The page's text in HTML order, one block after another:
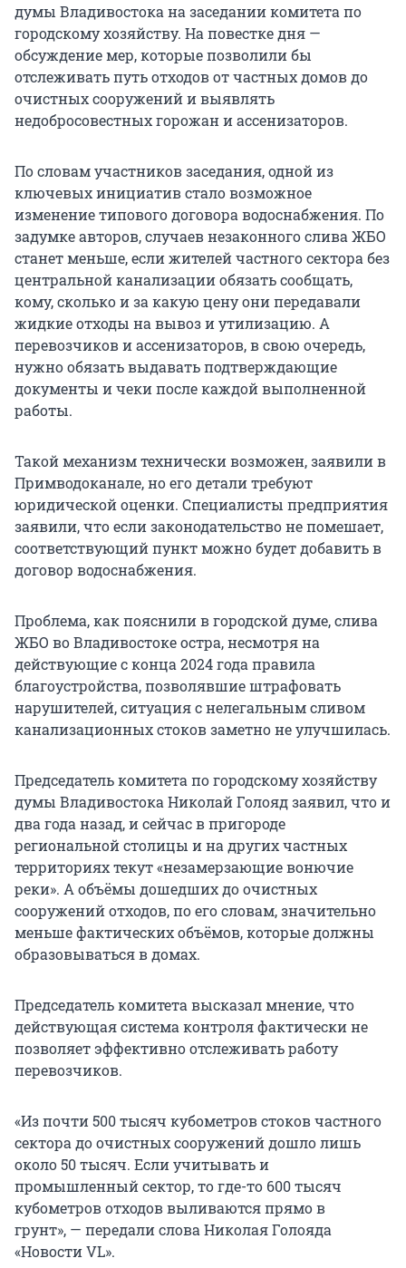
думы Владивостока на заседании комитета по
городскому хозяйству. На повестке дня —
обсуждение мер, которые позволили бы
отслеживать путь отходов от частных домов до
очистных сооружений и выявлять
недобросовестных горожан и ассенизаторов.
По словам участников заседания, одной из
ключевых инициатив стало возможное
изменение типового договора водоснабжения. По
задумке авторов, случаев незаконного слива ЖБО
станет меньше, если жителей частного сектора без
центральной канализации обязать сообщать,
кому, сколько и за какую цену они передавали
жидкие отходы на вывоз и утилизацию. А
перевозчиков и ассенизаторов, в свою очередь,
нужно обязать выдавать подтверждающие
документы и чеки после каждой выполненной
работы.
Такой механизм технически возможен, заявили в
Примводоканале, но его детали требуют
юридической оценки. Специалисты предприятия
заявили, что если законодательство не помешает,
соответствующий пункт можно будет добавить в
договор водоснабжения.
Проблема, как пояснили в городской думе, слива
ЖБО во Владивостоке остра, несмотря на
действующие с конца 2024 года правила
благоустройства, позволявшие штрафовать
нарушителей, ситуация с нелегальным сливом
канализационных стоков заметно не улучшилась.
Председатель комитета по городскому хозяйству
думы Владивостока Николай Голояд заявил, что и
два года назад, и сейчас в пригороде
региональной столицы и на других частных
территориях текут «незамерзающие вонючие
реки». А объёмы дошедших до очистных
сооружений отходов, по его словам, значительно
меньше фактических объёмов, которые должны
образовываться в домах.
Председатель комитета высказал мнение, что
действующая система контроля фактически не
позволяет эффективно отслеживать работу
перевозчиков.
«Из почти 500 тысяч кубометров стоков частного
сектора до очистных сооружений дошло лишь
около 50 тысяч. Если учитывать и
промышленный сектор, то где-то 600 тысяч
кубометров отходов выливаются прямо в
грунт», — передали слова Николая Голояда
«Новости VL».